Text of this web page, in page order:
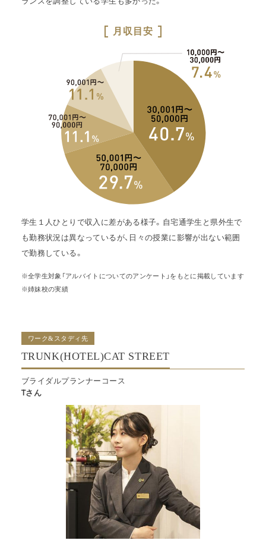
月収目安
学生１人ひとりで収入に差がある様子。自宅通学生と県外生で
も勤務状況は異なっているが、日々の授業に影響が出ない範囲
で勤務している。
※全学生対象「アルバイトについてのアンケート」をもとに掲載しています
※姉妹校の実績
ワーク&スタディ先
TRUNK(HOTEL)CAT STREET
ブライダルプランナーコース
Tさん